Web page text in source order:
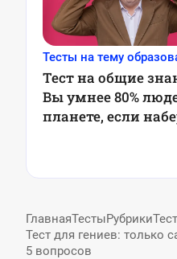
Тесты на тему
Тест на общие
Вы умнее 80%
планете, если
ГлавнаяТестыРубрики
Тест для гениев: только
5 вопросов